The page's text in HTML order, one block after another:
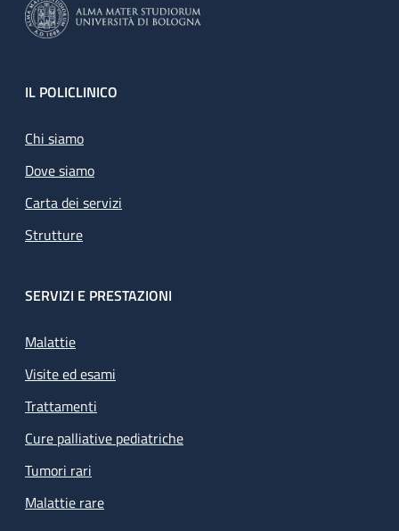
Footer
IL POLICLINICO
Chi siamo
Dove siamo
Carta dei servizi
Strutture
SERVIZI E PRESTAZIONI
Malattie
Visite ed esami
Trattamenti
Cure palliative pediatriche
Tumori rari
Malattie rare